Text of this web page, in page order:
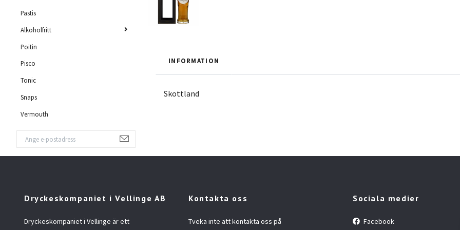
Pastis
Alkoholfritt
Poitin
Pisco
Tonic
Snaps
Vermouth
INFORMATION
Skottland
Dryckeskompaniet i Vellinge AB
Dryckeskompaniet i Vellinge är ett
Kontakta oss
Tveka inte att kontakta oss på
Sociala medier
Facebook